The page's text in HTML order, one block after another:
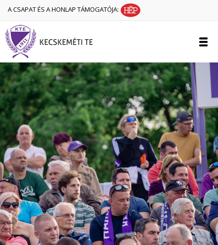
A CSAPAT ÉS A HONLAP TÁMOGATÓJA: